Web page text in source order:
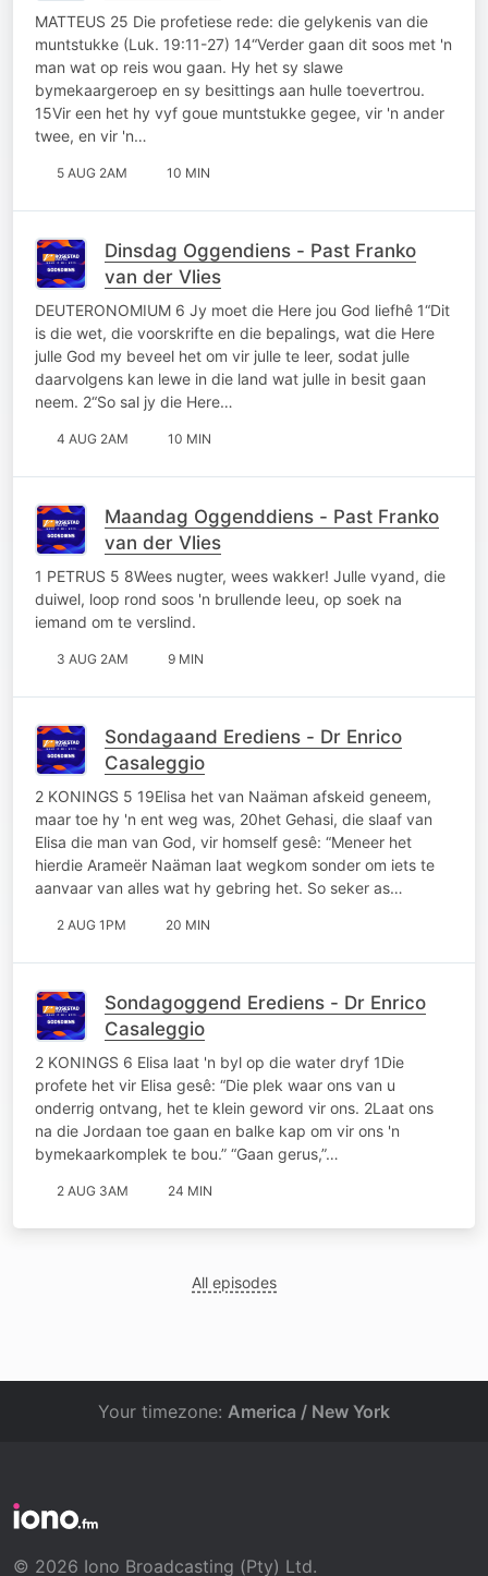
MATTEUS 25 Die profetiese rede: die gelykenis van die
muntstukke (Luk. 19:11-27) 14“Verder gaan dit soos met 'n
man wat op reis wou gaan. Hy het sy slawe
bymekaargeroep en sy besittings aan hulle toevertrou.
15Vir een het hy vyf goue muntstukke gegee, vir 'n ander
twee, en vir 'n…
5 AUG 2AM 10 MIN
Dinsdag Oggendiens - Past Franko
van der Vlies
DEUTERONOMIUM 6 Jy moet die Here jou God liefhê 1“Dit
is die wet, die voorskrifte en die bepalings, wat die Here
julle God my beveel het om vir julle te leer, sodat julle
daarvolgens kan lewe in die land wat julle in besit gaan
neem. 2“So sal jy die Here…
4 AUG 2AM 10 MIN
Maandag Oggenddiens - Past Franko
van der Vlies
1 PETRUS 5 8Wees nugter, wees wakker! Julle vyand, die
duiwel, loop rond soos 'n brullende leeu, op soek na
iemand om te verslind.
3 AUG 2AM 9 MIN
Sondagaand Erediens - Dr Enrico
Casaleggio
2 KONINGS 5 19Elisa het van Naäman afskeid geneem,
maar toe hy 'n ent weg was, 20het Gehasi, die slaaf van
Elisa die man van God, vir homself gesê: “Meneer het
hierdie Arameër Naäman laat wegkom sonder om iets te
aanvaar van alles wat hy gebring het. So seker as…
2 AUG 1PM 20 MIN
Sondagoggend Erediens - Dr Enrico
Casaleggio
2 KONINGS 6 Elisa laat 'n byl op die water dryf 1Die
profete het vir Elisa gesê: “Die plek waar ons van u
onderrig ontvang, het te klein geword vir ons. 2Laat ons
na die Jordaan toe gaan en balke kap om vir ons 'n
bymekaarkomplek te bou.” “Gaan gerus,”…
2 AUG 3AM 24 MIN
All episodes
Your timezone: America / New York
© 2026 Iono Broadcasting (Pty) Ltd.